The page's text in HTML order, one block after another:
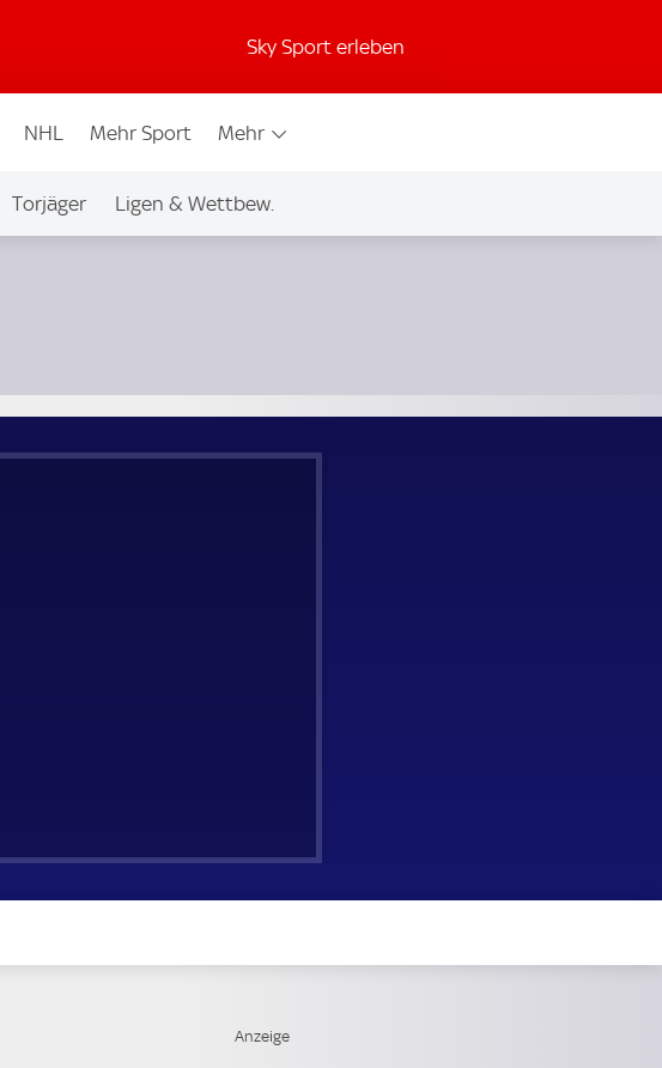
Sky Sport erleben
NHL Mehr Sport Mehr
Torjäger Ligen & Wettbew.